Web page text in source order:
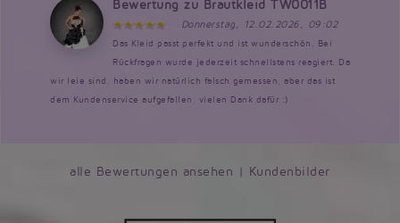
Bewertung zu Brautkleid TW0011B
Donnerstag, 12.02.2026, 09:02
Das Kleid passt perfekt und ist wunderschön. Bei
Rückfragen wurde jederzeit schnellstens reagiert. Da
wir leie sind, haben wir natürlich falsch gemessen, aber das ist
dem Kundenservice aufgefallen, vielen Dank dafür :)
alle Bewertungen ansehen | Kundenbilder